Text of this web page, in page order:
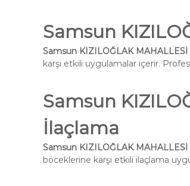
Samsun
Samsun KIZILOĞLAK
karşı etkili uygulamalar içerir.
Samsun
İlaçlama
Samsun KIZILOĞLAK
böceklerine karşı etkili ilaçlama